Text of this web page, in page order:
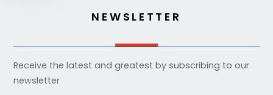
NEWSLETTER
Receive the latest and greatest by subscribing to our
newsletter